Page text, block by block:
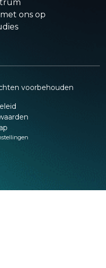
ons op
voorbehouden